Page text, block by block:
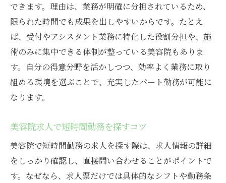
できます。理由は、業務が明確に分担されているため、
限られた時間でも成果を出しやすいからです。たとえ
ば、受付やアシスタント業務に特化した役割分担や、施
術のみに集中できる体制が整っている美容院もありま
す。自分の得意分野を活かしつつ、効率よく業務に取り
組める環境を選ぶことで、充実したパート勤務が可能に
なります。
美容院求人で短時間勤務を探すコツ
美容院で短時間勤務の求人を探す際は、求人情報の詳細
をしっかり確認し、直接問い合わせることがポイントで
す。なぜなら、求人票だけでは具体的なシフトや勤務条